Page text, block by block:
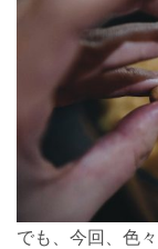
でも、今回、色